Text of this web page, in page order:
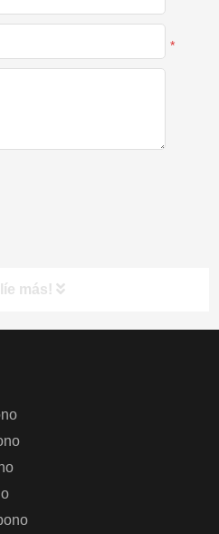
*
más!
y recipientes a